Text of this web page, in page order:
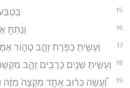
15
16 וְנָתַתָּ֖
17 וְעָשִׂ֥יתָ כַפֹּ֖רֶת זָהָ֣ב טָה֑וֹר
18 וְעָשִׂ֛יתָ שְׁנַ֥יִם כְּרֻבִ֖ים זָהָ֑ב
19
וַ֠עֲשֵׂה כְּר֨וּב אֶחָ֤ד מִקָּצָה֙ מִזֶּ֔ה